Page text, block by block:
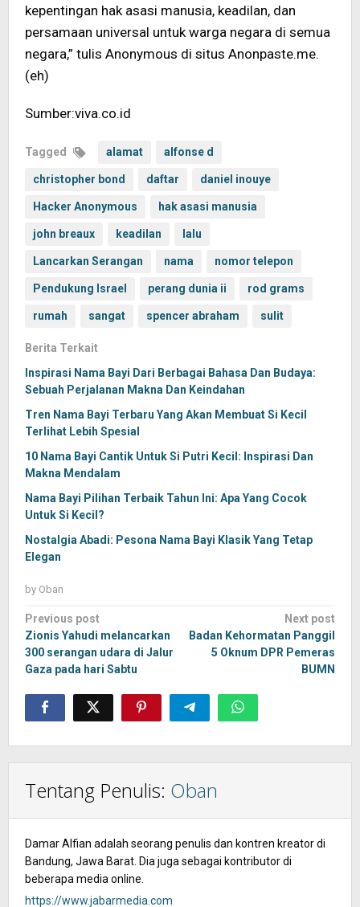
kepentingan hak asasi manusia, keadilan, dan
persamaan universal untuk warga negara di semua
negara,” tulis Anonymous di situs Anonpaste.me.
(eh)
Sumber:viva.co.id
Tagged alamat alfonse d
christopher bond daftar daniel inouye
Hacker Anonymous hak asasi manusia
john breaux keadilan lalu
Lancarkan Serangan nama nomor telepon
Pendukung Israel perang dunia ii rod grams
rumah sangat spencer abraham sulit
Berita Terkait
Inspirasi Nama Bayi Dari Berbagai Bahasa Dan Budaya:
Sebuah Perjalanan Makna Dan Keindahan
Tren Nama Bayi Terbaru Yang Akan Membuat Si Kecil
Terlihat Lebih Spesial
10 Nama Bayi Cantik Untuk Si Putri Kecil: Inspirasi Dan
Makna Mendalam
Nama Bayi Pilihan Terbaik Tahun Ini: Apa Yang Cocok
Untuk Si Kecil?
Nostalgia Abadi: Pesona Nama Bayi Klasik Yang Tetap
Elegan
by Oban
Post
navigation
Previous post
Zionis Yahudi melancarkan
300 serangan udara di Jalur
Gaza pada hari Sabtu
Next post
Badan Kehormatan Panggil
5 Oknum DPR Pemeras
BUMN
Tentang Penulis: Oban
Damar Alfian adalah seorang penulis dan kontren kreator di
Bandung, Jawa Barat. Dia juga sebagai kontributor di
beberapa media online.
https://www.jabarmedia.com